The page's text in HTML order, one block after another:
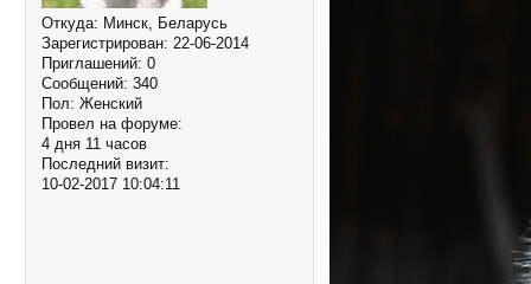
Откуда: Минск, Беларусь
Зарегистрирован: 22-06-2014
Приглашений: 0
Сообщений: 340
Пол: Женский
Провел на форуме:
4 дня 11 часов
Последний визит:
10-02-2017 10:04:11